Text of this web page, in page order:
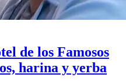
de los Famosos
harina y yerba